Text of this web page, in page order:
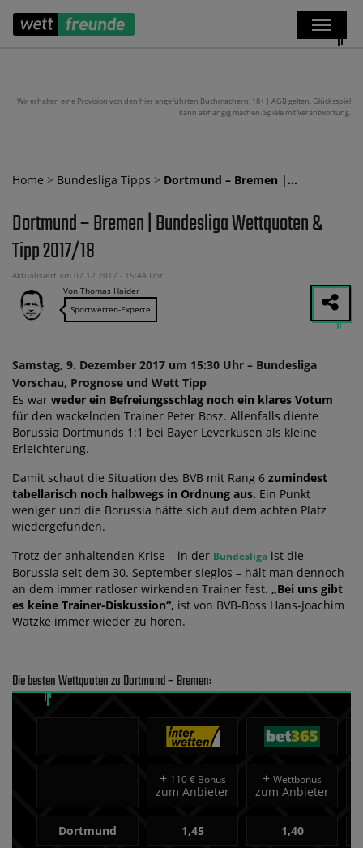
Wir erhalten eine Provision von den hier angeführten Buchmachern. 18+ | AGB gelten. Glücksspiel
kann abhängig machen. Spiele mit Verantwortung.
Home > Bundesliga Tipps > Dortmund – Bremen |…
Dortmund – Bremen | Bundesliga Wettquoten &
Tipp 2017/18
Aktualisiert am 07.12.2017 - 15:44 Uhr
Von Thomas Haider
Sportwetten-Experte
Samstag, 9. Dezember 2017 um 15:30 Uhr – Bundesliga
Vorschau, Prognose und Wett Tipp
Es war weder ein Befreiungsschlag noch ein klares Votum
für den wackelnden Trainer Peter Bosz. Allenfalls diente
Borussia Dortmunds 1:1 bei Bayer Leverkusen als kleine
Erleichterung.
Damit schaut die Situation des BVB mit Rang 6 zumindest
tabellarisch noch halbwegs in Ordnung aus. Ein Punkt
weniger und die Borussia hätte sich auf dem achten Platz
wiedergefunden.
Trotz der anhaltenden Krise – in der Bundesliga ist die
Borussia seit dem 30. September sieglos – hält man dennoch
an dem immer ratloser wirkenden Trainer fest. „Bei uns gibt
es keine Trainer-Diskussion“, ist von BVB-Boss Hans-Joachim
Watzke immer wieder zu hören.
Die besten Wettquoten zu Dortmund – Bremen:
+ 110 € Bonus
zum Anbieter
+ Wettbonus
zum Anbieter
Dortmund 1,45 1,40